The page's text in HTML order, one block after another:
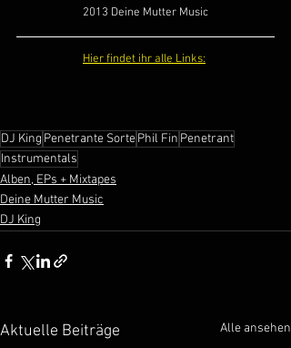
2013 Deine Mutter Music
Hier findet ihr alle Links:
DJ King Penetrante SortePhil Fin Penetrant
Instrumentals
Alben, EPs + Mixtapes
Deine Mutter Music
DJ King
Aktuelle Beiträge Alle ansehen